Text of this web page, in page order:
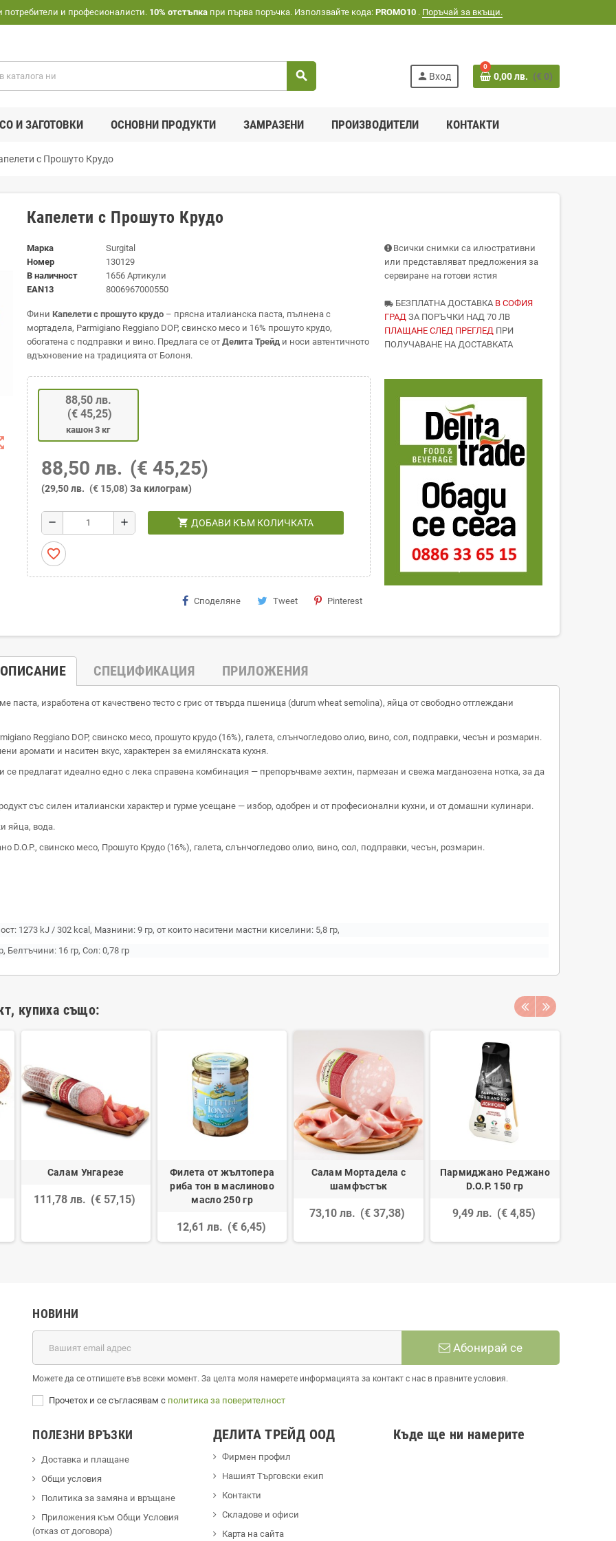
потребители и професионалисти. 10% отстъпкапри първа поръчка. Използвайте кода: PROMO10 . Поръчай за вкъщи.
search person Вход
0
0,00 лв. (€ 0)
И ЗАГОТОВКИ ОСНОВНИ ПРОДУКТИ ЗАМРАЗЕНИ ПРОИЗВОДИТЕЛИ КОНТАКТИ
с Прошуто Крудо
Капелети с Прошуто Крудо
Марка
Surgital
Номер
130129
В наличност
1656 Артикули
EAN13
8006967000550
Фини Капелети с прошуто крудо – прясна италианска паста, пълнена с
мортадела, Parmigiano Reggiano DOP, свинско месо и 16% прошуто крудо,
обогатена с подправки и вино. Предлага се от Делита Трейд и носи автентичното
вдъхновение на традицията от Болоня.
88,50 лв.
(€ 45,25)
кашон 3 кг
88,50 лв. (€ 45,25)
(29,50 лв. (€ 15,08) За килограм)
remove add shopping_cart ДОБАВИ КЪМ КОЛИЧКАТА
favorite_border
Споделяне Tweet Pinterest
Всички снимки са илюстративни
или представляват предложения за
сервиране на готови ястия
local_shippingБЕЗПЛАТНА ДОСТАВКА В СОФИЯ
ГРАД ЗА ПОРЪЧКИ НАД 70 ЛВ
ПЛАЩАНЕ СЛЕД ПРЕГЛЕД ПРИ
ПОЛУЧАВАНЕ НА ДОСТАВКАТА
ОПИСАНИЕ СПЕЦИФИКАЦИЯ ПРИЛОЖЕНИЯ
паста, изработена от качествено тесто с грис от твърда пшеница (durum wheat semolina), яйца от свободно отглеждани
Reggiano DOP, свинско месо, прошуто крудо (16%), галета, слънчогледово олио, вино, сол, подправки, чесън и розмарин.
аромати и наситен вкус, характерен за емилянската кухня.
се предлагат идеално едно с лека справена комбинация — препоръчваме зехтин, пармезан и свежа магданозена нотка, за да
със силен италиански характер и гурме усещане — избор, одобрен и от професионални кухни, и от домашни кулинари.
яйца, вода.
D.O.P., свинско месо, Прошуто Крудо (16%), галета, слънчогледово олио, вино, сол, подправки, чесън, розмарин.
1273 kJ / 302 kcal, Мазнини: 9 гр, от които наситени мастни киселини: 5,8 гр,
Белтъчини: 16 гр, Сол: 0,78 гр
купиха също:
Салам Унгарезе
111,78 лв. (€ 57,15)
Филета от жълтопера
риба тон в маслиново
масло 250 гр
12,61 лв. (€ 6,45)
Салам Мортадела с
шамфъстък
73,10 лв. (€ 37,38)
Пармиджано Реджано
D.O.P. 150 гр
9,49 лв. (€ 4,85)
НОВИНИ
Абонирай се
Можете да се отпишете във всеки момент. За целта моля намерете информацията за контакт с нас в правните условия.
Прочетох и се съгласявам с политика за поверителност
ПОЛЕЗНИ ВРЪЗКИ
Доставка и плащане
Общи условия
Политика за замяна и връщане
Приложения към Общи Условия
(отказ от договора)
ДЕЛИТА ТРЕЙД ООД
Фирмен профил
Hашият Търговски екип
Контакти
Cкладове и офиси
Карта на сайта
Къде ще ни намерите